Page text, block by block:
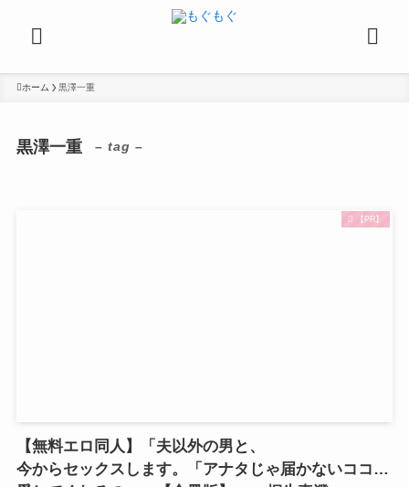
ホーム 黒澤一重
黒澤一重 – tag –
【PR】
【無料エロ同人】「夫以外の男と、
今からセックスします。「アナタじゃ届かないココ…